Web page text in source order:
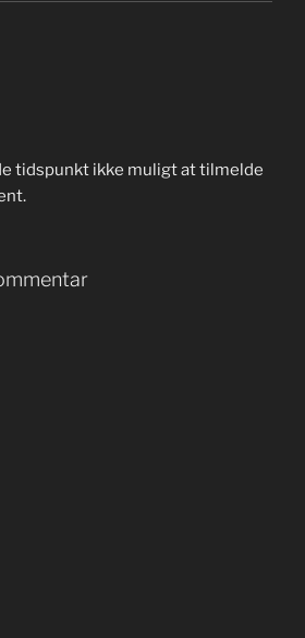
tidspunkt ikke muligt at tilmelde